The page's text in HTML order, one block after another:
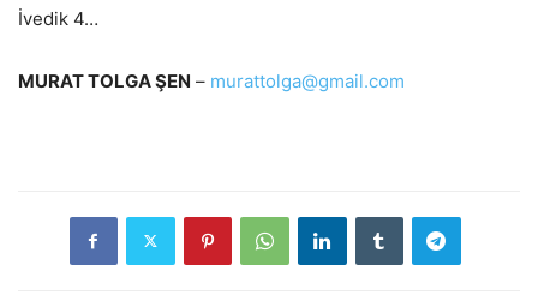
İvedik 4…
MURAT TOLGA ŞEN – murattolga@gmail.com